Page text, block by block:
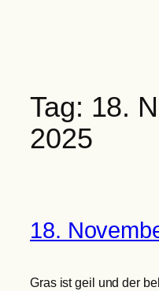
Tag: 18.
2025
18.
Gras ist geil und der